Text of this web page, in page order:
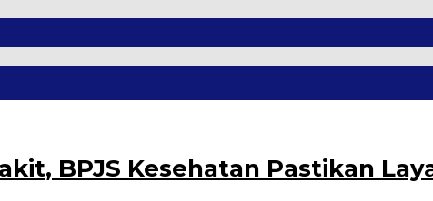
BPJS Kesehatan Pastikan